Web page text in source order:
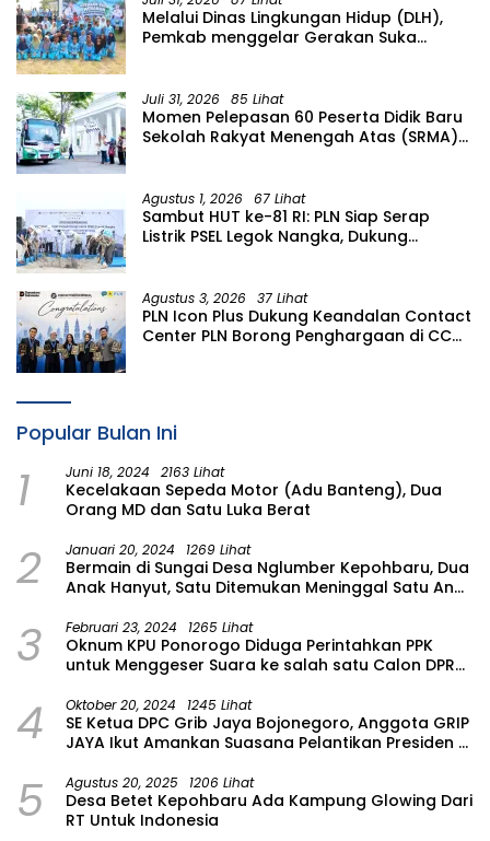
Melalui Dinas Lingkungan Hidup (DLH),
Pemkab menggelar Gerakan Suka
Juli 31, 2026 85 Lihat
Momen Pelepasan 60 Peserta Didik Baru
Sekolah Rakyat Menengah Atas (SRMA)
Agustus 1, 2026 67 Lihat
Sambut HUT ke-81 RI: PLN Siap Serap
Listrik PSEL Legok Nangka, Dukung
Agustus 3, 2026 37 Lihat
PLN Icon Plus Dukung Keandalan Contact
Center PLN Borong Penghargaan di CCW
Popular Bulan Ini
1 Juni 18, 2024 2163 Lihat
Kecelakaan Sepeda Motor (Adu Banteng), Dua
Orang MD dan Satu Luka Berat
2 Januari 20, 2024 1269 Lihat
Bermain di Sungai Desa Nglumber Kepohbaru, Dua
Anak Hanyut, Satu Ditemukan Meninggal Satu Anak
3 Februari 23, 2024 1265 Lihat
Oknum KPU Ponorogo Diduga Perintahkan PPK
untuk Menggeser Suara ke salah satu Calon DPRD
4 Oktober 20, 2024 1245 Lihat
SE Ketua DPC Grib Jaya Bojonegoro, Anggota GRIP
JAYA Ikut Amankan Suasana Pelantikan Presiden di
5 Agustus 20, 2025 1206 Lihat
Desa Betet Kepohbaru Ada Kampung Glowing Dari
RT Untuk Indonesia